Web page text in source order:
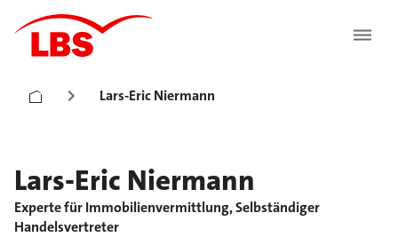
Lars-Eric Niermann
Lars-Eric Niermann
Experte für Immobilienvermittlung, Selbständiger
Handelsvertreter